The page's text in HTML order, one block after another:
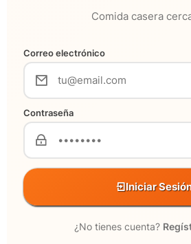
Comida casera
Correo electrónico
Contraseña
Iniciar
¿No tienes cuenta?